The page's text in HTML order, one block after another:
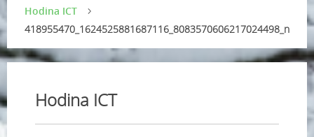
Hodina ICT
418955470_1624525881687116_8083570606217024498_n
Hodina ICT